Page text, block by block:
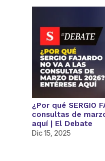
¿Por qué SERGIO
consultas de
aquí | El Debate
Dic 15, 2025